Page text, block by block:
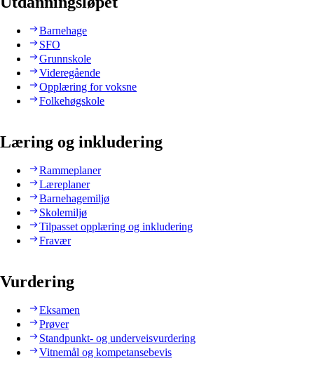
Barnehage
SFO
Grunnskole
Videregående
Opplæring for voksne
Folkehøgskole
Læring og inkludering
Rammeplaner
Læreplaner
Barnehagemiljø
Skolemiljø
Tilpasset opplæring og inkludering
Fravær
Vurdering
Eksamen
Prøver
Standpunkt- og underveisvurdering
Vitnemål og kompetansebevis